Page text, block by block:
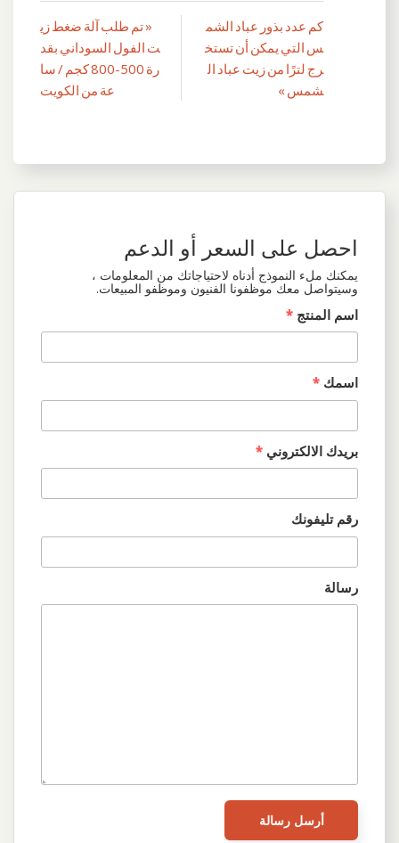
تصفّح
المقالات
« تم طلب آلة ضغط زي
ت الفول السوداني بقد
رة 500-800 كجم / سا
عة من الكويت
كم عدد بذور عباد الشم
س التي يمكن أن تستخ
رج لترًا من زيت عباد ال
شمس »
احصل على السعر أو الدعم
يمكنك ملء النموذج أدناه لاحتياجاتك من المعلومات ،
وسيتواصل معك موظفونا الفنيون وموظفو المبيعات.
اسم المنتج *
اسمك *
بريدك الالكتروني *
رقم تليفونك
رسالة